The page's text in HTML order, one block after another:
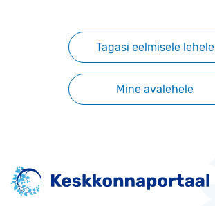
Tagasi eelmisele lehele
Mine avalehele